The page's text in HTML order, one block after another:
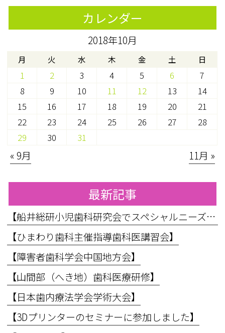
カレンダー
2018年10月
月 火 水 木 金 土 日
1 2 3 4 5 6
7
8
9 10 11 12 13
14
15
16 17 18 19 20
21
22
23 24 25 26 27
28
29
30 31
« 9月 11月 »
最新記事
【船井総研小児歯科研究会でスペシャルニーズ対応のお話をしてきました】
【ひまわり歯科主催指導歯科医講習会】
【障害者歯科学会中国地方会】
【山間部（へき地）歯科医療研修】
【日本歯内療法学会学術大会】
【3Dプリンターのセミナーに参加しました】